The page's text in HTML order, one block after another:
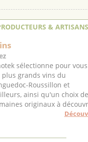
& ARTISANS
sélectionne pour vous
plus grands vins du
Roussillon et
ainsi qu'un choix de
originaux à